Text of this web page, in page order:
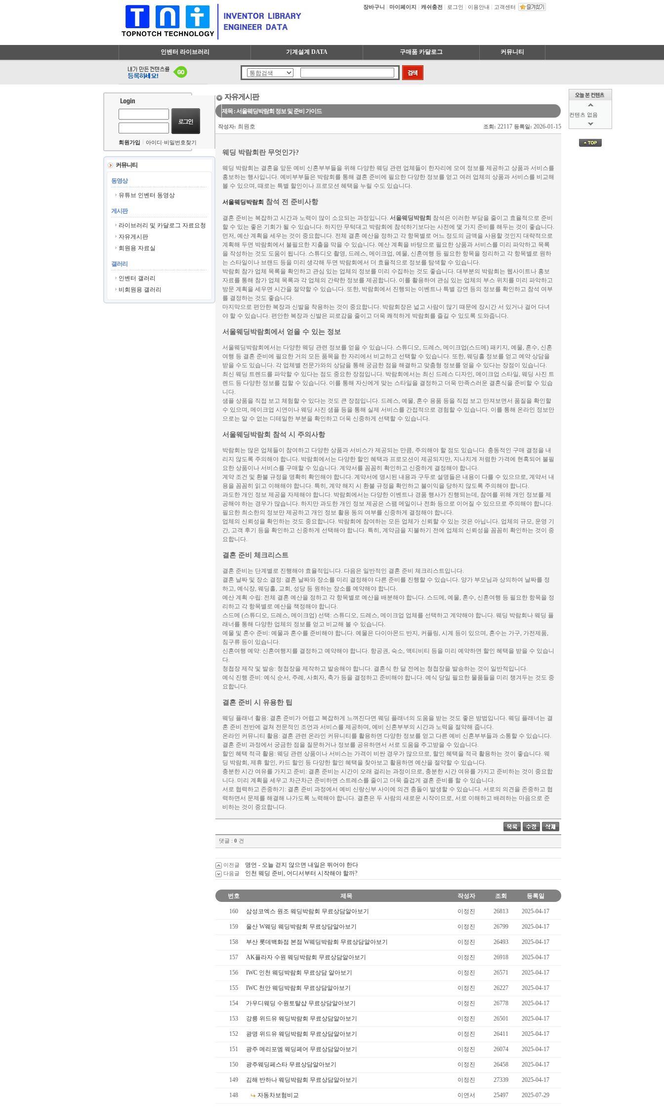
장바구니 마이페이지 캐쉬충전 로그인 이용안내 고객센터
인벤터 라이브러리 기계설계 DATA 구매품 카달로그 커뮤니티
회원가입 아이디·비밀번호찾기
커뮤니티
동영상
유튜브 인벤터 동영상
게시판
라이브러리 및 카달로그 자료요청
자유게시판
회원용 자료실
갤러리
인벤터 갤러리
비회원용 갤러리
자유게시판
제목 : 서울웨딩박람회 정보 및 준비 가이드
작성자: 최원호 조회: 22117 등록일: 2026-01-15
웨딩 박람회란 무엇인가?
웨딩 박람회는 결혼을 앞둔 예비 신혼부부들을 위해 다양한 웨딩 관련 업체들이 한자리에 모여 정보를 제공하고 상품과 서비스를
홍보하는 행사입니다. 예비부부들은 박람회를 통해 결혼 준비에 필요한 다양한 정보를 얻고 여러 업체의 상품과 서비스를 비교해
볼 수 있으며, 때로는 특별 할인이나 프로모션 혜택을 누릴 수도 있습니다.
서울웨딩박람회 참석 전 준비사항
결혼 준비는 복잡하고 시간과 노력이 많이 소요되는 과정입니다. 서울웨딩박람회 참석은 이러한 부담을 줄이고 효율적으로 준비
할 수 있는 좋은 기회가 될 수 있습니다. 하지만 무턱대고 박람회에 참석하기보다는 사전에 몇 가지 준비를 해두는 것이 좋습니다.
먼저, 예산 계획을 세우는 것이 중요합니다. 전체 결혼 예산을 정하고 각 항목별로 어느 정도의 금액을 사용할 것인지 대략적으로
계획해 두면 박람회에서 불필요한 지출을 막을 수 있습니다. 예산 계획을 바탕으로 필요한 상품과 서비스를 미리 파악하고 목록
을 작성하는 것도 도움이 됩니다. 스튜디오 촬영, 드레스, 메이크업, 예물, 신혼여행 등 필요한 항목을 정리하고 각 항목별로 원하
는 스타일이나 브랜드 등을 미리 생각해 두면 박람회에서 더 효율적으로 정보를 탐색할 수 있습니다.
박람회 참가 업체 목록을 확인하고 관심 있는 업체의 정보를 미리 수집하는 것도 좋습니다. 대부분의 박람회는 웹사이트나 홍보
자료를 통해 참가 업체 목록과 각 업체의 간략한 정보를 제공합니다. 이를 활용하여 관심 있는 업체의 부스 위치를 미리 파악하고
방문 계획을 세우면 시간을 절약할 수 있습니다. 또한, 박람회에서 진행되는 이벤트나 특별 강연 등의 정보를 확인하고 참석 여부
를 결정하는 것도 좋습니다.
마지막으로 편안한 복장과 신발을 착용하는 것이 중요합니다. 박람회장은 넓고 사람이 많기 때문에 장시간 서 있거나 걸어 다녀
야 할 수 있습니다. 편안한 복장과 신발은 피로감을 줄이고 더욱 쾌적하게 박람회를 즐길 수 있도록 도와줍니다.
서울웨딩박람회에서 얻을 수 있는 정보
서울웨딩박람회에서는 다양한 웨딩 관련 정보를 얻을 수 있습니다. 스튜디오, 드레스, 메이크업(스드메) 패키지, 예물, 혼수, 신혼
여행 등 결혼 준비에 필요한 거의 모든 품목을 한 자리에서 비교하고 선택할 수 있습니다. 또한, 웨딩홀 정보를 얻고 예약 상담을
받을 수도 있습니다. 각 업체별 전문가와의 상담을 통해 궁금한 점을 해결하고 맞춤형 정보를 얻을 수 있다는 장점이 있습니다.
최신 웨딩 트렌드를 파악할 수 있다는 점도 중요한 장점입니다. 박람회에서는 최신 드레스 디자인, 메이크업 스타일, 웨딩 사진 트
렌드 등 다양한 정보를 접할 수 있습니다. 이를 통해 자신에게 맞는 스타일을 결정하고 더욱 만족스러운 결혼식을 준비할 수 있습
니다.
샘플 상품을 직접 보고 체험할 수 있다는 것도 큰 장점입니다. 드레스, 예물, 혼수 용품 등을 직접 보고 만져보면서 품질을 확인할
수 있으며, 메이크업 시연이나 웨딩 사진 샘플 등을 통해 실제 서비스를 간접적으로 경험할 수 있습니다. 이를 통해 온라인 정보만
으로는 알 수 없는 디테일한 부분을 확인하고 더욱 신중하게 선택할 수 있습니다.
서울웨딩박람회 참석 시 주의사항
박람회는 많은 업체들이 참여하고 다양한 상품과 서비스가 제공되는 만큼, 주의해야 할 점도 있습니다. 충동적인 구매 결정을 내
리지 않도록 주의해야 합니다. 박람회에서는 다양한 할인 혜택과 프로모션이 제공되지만, 지나치게 저렴한 가격에 현혹되어 불필
요한 상품이나 서비스를 구매할 수 있습니다. 계약서를 꼼꼼히 확인하고 신중하게 결정해야 합니다.
계약 조건 및 환불 규정을 명확히 확인해야 합니다. 계약서에 명시된 내용과 구두로 설명들은 내용이 다를 수 있으므로, 계약서 내
용을 꼼꼼히 읽고 이해해야 합니다. 특히, 계약 해지 시 환불 규정을 확인하고 불이익을 당하지 않도록 주의해야 합니다.
과도한 개인 정보 제공을 자제해야 합니다. 박람회에서는 다양한 이벤트나 경품 행사가 진행되는데, 참여를 위해 개인 정보를 제
공해야 하는 경우가 많습니다. 하지만 과도한 개인 정보 제공은 스팸 메일이나 전화 등으로 이어질 수 있으므로 주의해야 합니다.
필요한 최소한의 정보만 제공하고 개인 정보 활용 동의 여부를 신중하게 결정해야 합니다.
업체의 신뢰성을 확인하는 것도 중요합니다. 박람회에 참여하는 모든 업체가 신뢰할 수 있는 것은 아닙니다. 업체의 규모, 운영 기
간, 고객 후기 등을 확인하고 신중하게 선택해야 합니다. 특히, 계약금을 지불하기 전에 업체의 신뢰성을 꼼꼼히 확인하는 것이 중
요합니다.
결혼 준비 체크리스트
결혼 준비는 단계별로 진행해야 효율적입니다. 다음은 일반적인 결혼 준비 체크리스트입니다.
결혼 날짜 및 장소 결정: 결혼 날짜와 장소를 미리 결정해야 다른 준비를 진행할 수 있습니다. 양가 부모님과 상의하여 날짜를 정
하고, 예식장, 웨딩홀, 교회, 성당 등 원하는 장소를 예약해야 합니다.
예산 계획 수립: 전체 결혼 예산을 정하고 각 항목별로 예산을 배분해야 합니다. 스드메, 예물, 혼수, 신혼여행 등 필요한 항목을 정
리하고 각 항목별로 예산을 책정해야 합니다.
스드메 (스튜디오, 드레스, 메이크업) 선택: 스튜디오, 드레스, 메이크업 업체를 선택하고 계약해야 합니다. 웨딩 박람회나 웨딩 플
래너를 통해 다양한 업체의 정보를 얻고 비교해 볼 수 있습니다.
예물 및 혼수 준비: 예물과 혼수를 준비해야 합니다. 예물은 다이아몬드 반지, 커플링, 시계 등이 있으며, 혼수는 가구, 가전제품,
침구류 등이 있습니다.
신혼여행 예약: 신혼여행지를 결정하고 예약해야 합니다. 항공권, 숙소, 액티비티 등을 미리 예약하면 할인 혜택을 받을 수 있습니
다.
청첩장 제작 및 발송: 청첩장을 제작하고 발송해야 합니다. 결혼식 한 달 전에는 청첩장을 발송하는 것이 일반적입니다.
예식 진행 준비: 예식 순서, 주례, 사회자, 축가 등을 결정하고 준비해야 합니다. 예식 당일 필요한 물품들을 미리 챙겨두는 것도 중
요합니다.
결혼 준비 시 유용한 팁
웨딩 플래너 활용: 결혼 준비가 어렵고 복잡하게 느껴진다면 웨딩 플래너의 도움을 받는 것도 좋은 방법입니다. 웨딩 플래너는 결
혼 준비 전반에 걸쳐 전문적인 조언과 서비스를 제공하며, 예비 신혼부부의 시간과 노력을 절약해 줍니다.
온라인 커뮤니티 활용: 결혼 관련 온라인 커뮤니티를 활용하면 다양한 정보를 얻고 다른 예비 신혼부부들과 소통할 수 있습니다.
결혼 준비 과정에서 궁금한 점을 질문하거나 정보를 공유하면서 서로 도움을 주고받을 수 있습니다.
할인 혜택 적극 활용: 웨딩 관련 상품이나 서비스는 가격이 비싼 경우가 많으므로, 할인 혜택을 적극 활용하는 것이 좋습니다. 웨
딩 박람회, 제휴 할인, 카드 할인 등 다양한 할인 혜택을 찾아보고 활용하면 예산을 절약할 수 있습니다.
충분한 시간 여유를 가지고 준비: 결혼 준비는 시간이 오래 걸리는 과정이므로, 충분한 시간 여유를 가지고 준비하는 것이 중요합
니다. 미리 계획을 세우고 차근차근 준비하면 스트레스를 줄이고 더욱 즐겁게 결혼 준비를 할 수 있습니다.
서로 협력하고 존중하기: 결혼 준비 과정에서 예비 신랑신부 사이에 의견 충돌이 발생할 수 있습니다. 서로의 의견을 존중하고 협
력하면서 문제를 해결해 나가도록 노력해야 합니다. 결혼은 두 사람의 새로운 시작이므로, 서로 이해하고 배려하는 마음으로 준
비하는 것이 중요합니다.
댓글 : 0 건
이전글 명언 - 오늘 걷지 않으면 내일은 뛰어야 한다
다음글 인천 웨딩 준비, 어디서부터 시작해야 할까?
번호 제목 작성자 조회 등록일
160 삼성코엑스 원조 웨딩박람회 무료상담알아보기 이정진 26813 2025-04-17
159 울산 W웨딩 웨딩박람회 무료상담알아보기 이정진 26799 2025-04-17
158 부산 롯데백화점 본점 W웨딩박람회 무료상담알아보기 이정진 26493 2025-04-17
157 AK플라자 수원 웨딩박람회 무료상담알아보기 이정진 26918 2025-04-17
156 IWC 인천 웨딩박람회 무료상담 알아보기 이정진 26571 2025-04-17
155 IWC 천안 웨딩박람회 무료상담알아보기 이정진 26227 2025-04-17
154 가우디웨딩 수원토탈샵 무료상담알아보기 이정진 26778 2025-04-17
153 강릉 위드유 웨딩박람회 무료상담알아보기 이정진 26501 2025-04-17
152 광명 위드유 웨딩박람회 무료상담알아보기 이정진 26411 2025-04-17
151 광주 메리포엠 웨딩페어 무료상담알아보기 이정진 26074 2025-04-17
150 광주웨딩페스타 무료상담알아보기 이정진 26458 2025-04-17
149 김해 반하나 웨딩박람회 무료상담알아보기 이정진 27339 2025-04-17
148 자동차보험비교 이연서 25497 2025-07-29
컨텐츠 없음
컨텐츠 없음